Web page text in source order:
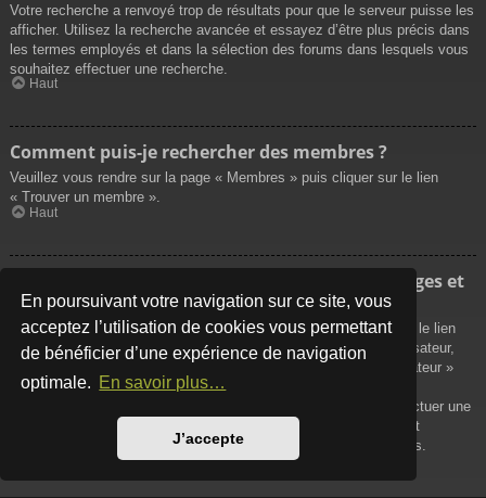
En poursuivant votre navigation sur ce site, vous
acceptez l’utilisation de cookies vous permettant
de bénéficier d’une expérience de navigation
optimale. En savoir plus…
J’accepte
Votre recherche a renvoyé trop de résultats pour que le serveur puisse les
afficher. Utilisez la recherche avancée et essayez d’être plus précis dans
les termes employés et dans la sélection des forums dans lesquels vous
souhaitez effectuer une recherche.
Haut
Comment puis-je rechercher des membres ?
Veuillez vous rendre sur la page « Membres » puis cliquer sur le lien
« Trouver un membre ».
Haut
Comment puis-je retrouver mes propres messages et
sujets ?
Vos propres messages peuvent être affichés soit en cliquant sur le lien
« Afficher vos messages » dans le panneau de contrôle de l’utilisateur,
soit en cliquant sur le lien « Rechercher les messages de l’utilisateur »
sur la page de votre propre profil ou soit en cliquant sur le menu
« Raccourcis » situé sur la partie supérieure du forum. Pour effectuer une
recherche de vos propres sujets, utilisez la recherche avancée et
remplissez convenablement les options qui vous sont disponibles.